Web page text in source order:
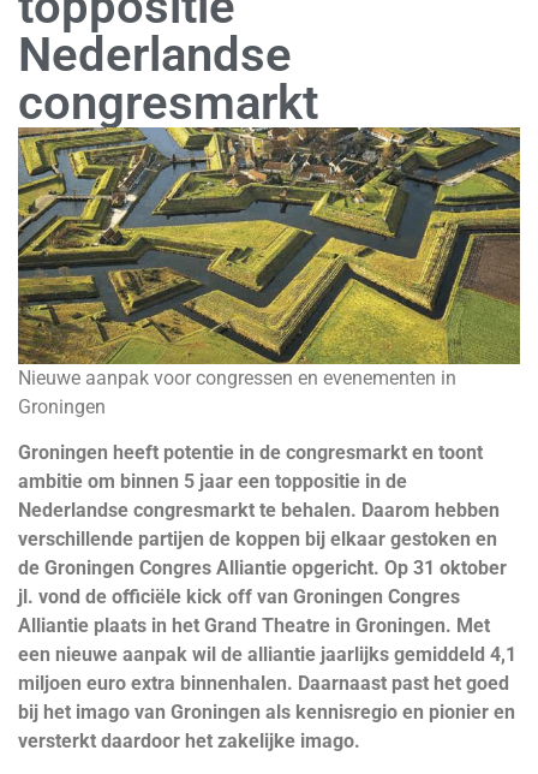
Nederlandse
congresmarkt
Nieuwe aanpak voor congressen en evenementen in
Groningen
Groningen heeft potentie in de congresmarkt en toont
ambitie om binnen 5 jaar een toppositie in de
Nederlandse congresmarkt te behalen. Daarom hebben
verschillende partijen de koppen bij elkaar gestoken en
de Groningen Congres Alliantie opgericht. Op 31 oktober
jl. vond de officiële kick off van Groningen Congres
Alliantie plaats in het Grand Theatre in Groningen. Met
een nieuwe aanpak wil de alliantie jaarlijks gemiddeld 4,1
miljoen euro extra binnenhalen. Daarnaast past het goed
bij het imago van Groningen als kennisregio en pionier en
versterkt daardoor het zakelijke imago.